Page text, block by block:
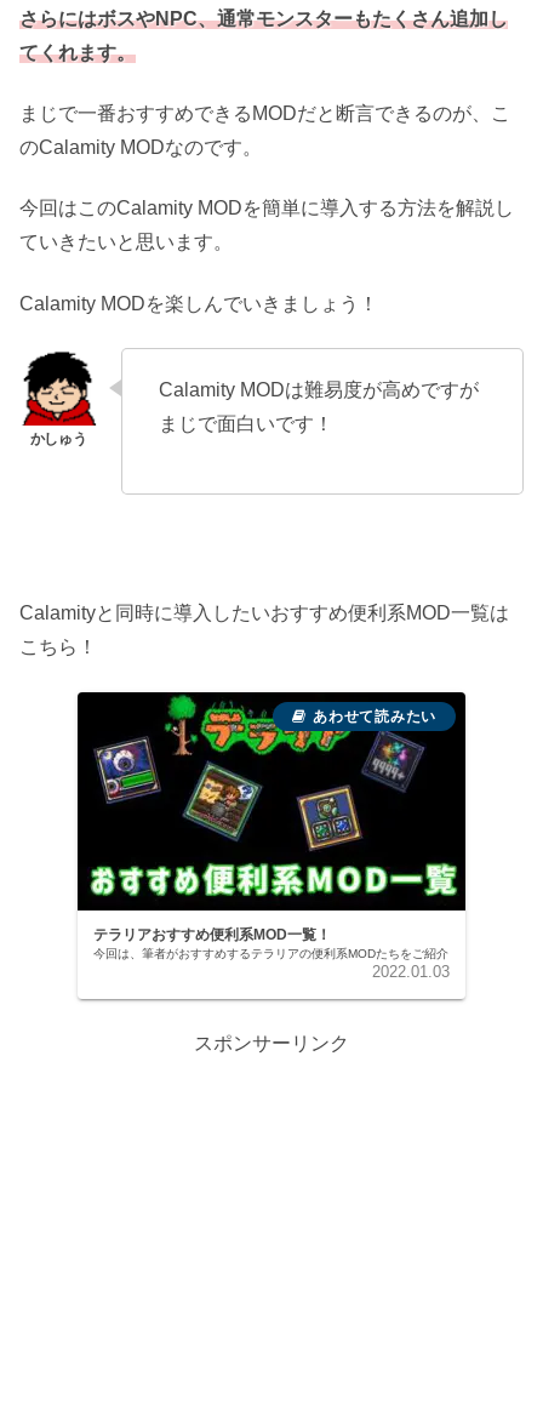
さらにはボスやNPC、通常モンスターもたくさん追加し
てくれます。
まじで一番おすすめできるMODだと断言できるのが、こ
のCalamity MODなのです。
今回はこのCalamity MODを簡単に導入する方法を解説し
ていきたいと思います。
Calamity MODを楽しんでいきましょう！
Calamity MODは難易度が高めですが
まじで面白いです！
Calamityと同時に導入したいおすすめ便利系MOD一覧は
こちら！
テラリアおすすめ便利系MOD一覧！
今回は、筆者がおすすめするテラリアの便利系MODたちをご紹介
2022.01.03
スポンサーリンク